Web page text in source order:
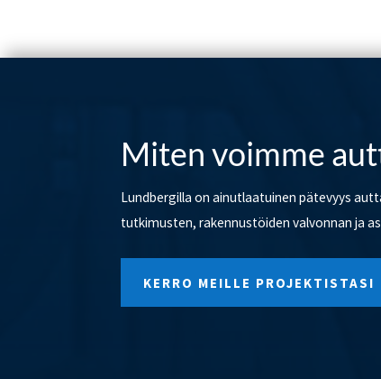
Miten voimme
Lundbergilla on ainutlaatuinen pätevyys
tutkimusten, rakennustöiden valvonnan ja
KERRO MEILLE PROJEKTISTASI